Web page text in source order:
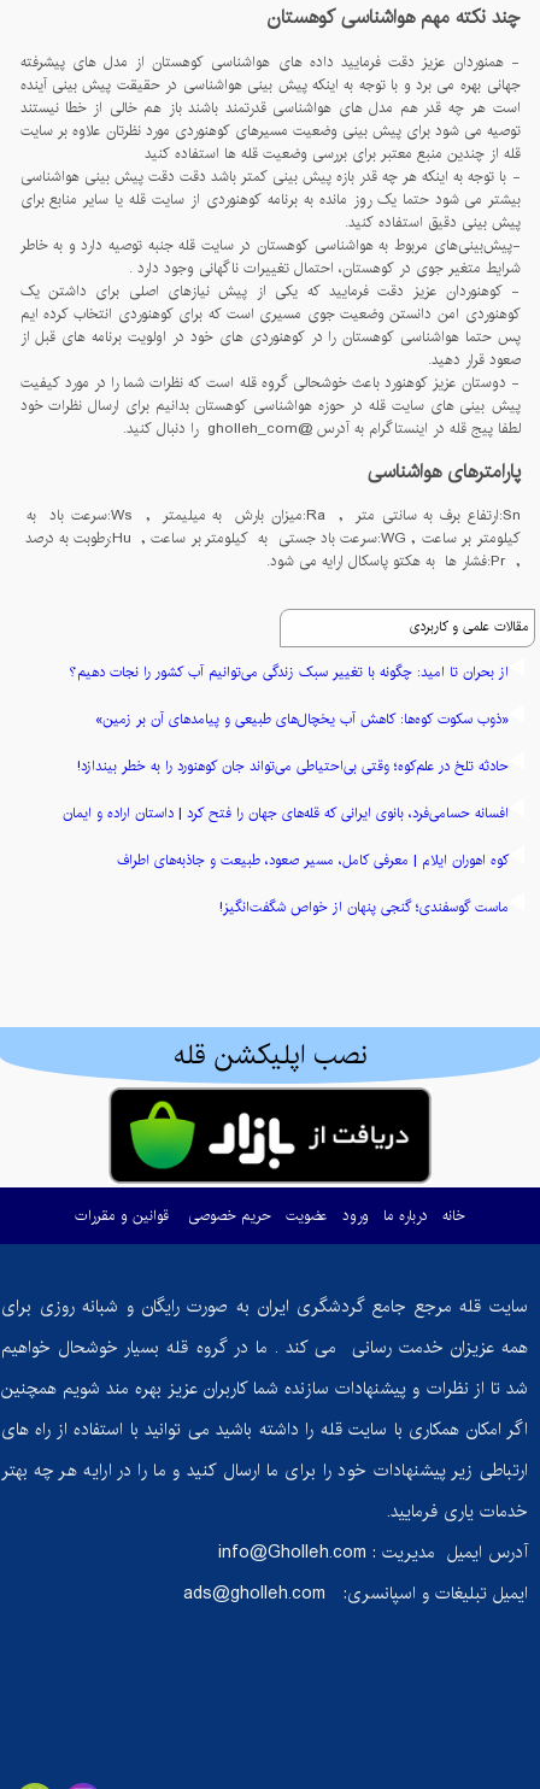
چند نکته مهم هواشناسی کوهستان
- همنوردان عزیز دقت فرمایید داده های هواشناسی کوهستان از مدل های پیشرفته
جهانی بهره می برد و با توجه به اینکه پیش بینی هواشناسی در حقیقت پیش بینی آینده
است هر چه قدر هم مدل های هواشناسی قدرتمند باشند باز هم خالی از خطا نیستند
توصیه می شود برای پیش بینی وضعیت مسیرهای کوهنوردی مورد نظرتان علاوه بر سایت
قله از چندین منبع معتبر برای بررسی وضعیت قله ها استفاده کنید
- با توجه به اینکه هر چه قدر بازه پیش بینی کمتر باشد دقت دقت پیش بینی هواشناسی
بیشتر می شود حتما یک روز مانده به برنامه کوهنوردی از سایت قله یا سایر منابع برای
پیش بینی دقیق استفاده کنید.
-پيش‌بينی‌های مربوط به هواشناسی کوهستان در سايت قله جنبه توصيه دارد و به خاطر
شرايط متغير جوی در کوهستان، احتمال تغييرات ناگهانی وجود دارد .
- کوهنوردان عزیز دقت فرمایید که یکی از پیش نیازهای اصلی برای داشتن یک
کوهنوردی امن دانستن وضعیت جوی مسیری است که برای کوهنوردی انتخاب کرده ایم
پس حتما هواشناسی کوهستان را در کوهنوردی های خود در اولویت برنامه های قبل از
صعود قرار دهید.
- دوستان عزیز کوهنورد باعث خوشحالی گروه قله است که نظرات شما را در مورد کیفیت
پیش بینی های سایت قله در حوزه هواشناسی کوهستان بدانیم برای ارسال نظرات خود
لطفا پیج قله در اینستاگرام به آدرس @gholleh_com را دنبال کنید.
پارامترهای هواشناسی
Sn:ارتفاع برف به سانتی متر , Ra:میزان بارش به میلیمتر , Ws:سرعت باد به
کیلومتر بر ساعت , WG:سرعت باد جستی به کیلومتر بر ساعت , Hu:رطوبت به درصد
, Pr:فشار ها به هکتو پاسکال ارایه می شود.
مقالات علمی و کاربردی
از بحران تا امید: چگونه با تغییر سبک زندگی می‌توانیم آب کشور را نجات دهیم؟
«ذوب سکوت کوه‌ها: کاهش آب یخچال‌های طبیعی و پیامدهای آن بر زمین»
حادثه تلخ در علم‌کوه؛ وقتی بی‌احتیاطی می‌تواند جان کوهنورد را به خطر بیندازد!
افسانه حسامی‌فرد، بانوی ایرانی که قله‌های جهان را فتح کرد | داستان اراده و ایمان
کوه اهوران ایلام | معرفی کامل، مسیر صعود، طبیعت و جاذبه‌های اطراف
ماست گوسفندی؛ گنجی پنهان از خواص شگفت‌انگیز!
نصب اپلیکشن قله
خانه درباره ما ورود عضویت حریم خصوصی قوانین و مقررات
سایت قله مرجع جامع گردشگری ایران به صورت رایگان و شبانه روزی برای
همه عزیزان خدمت رسانی می کند . ما در گروه قله بسیار خوشحال خواهیم
شد تا از نظرات و پیشنهادات سازنده شما کاربران عزیز بهره مند شویم همچنین
اگر امکان همکاری با سایت قله را داشته باشید می توانید با استفاده از راه های
ارتباطی زیر پیشنهادات خود را برای ما ارسال کنید و ما را در ارایه هر چه بهتر
خدمات یاری فرمایید.
آدرس ایمیل مدیریت : info@Gholleh.com
ایمیل تبلیغات و اسپانسری: ads@gholleh.com